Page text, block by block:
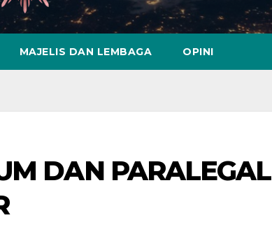
MAJELIS DAN LEMBAGA OPINI
DAN PARALEGAL